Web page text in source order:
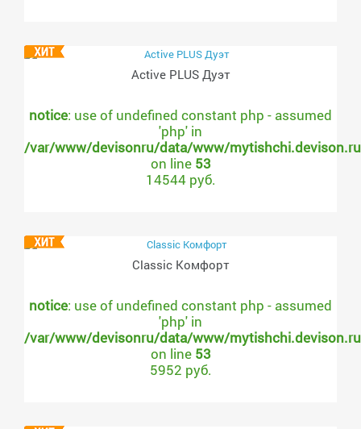
Active PLUS Дуэт
notice: use of undefined constant php - assumed
'php' in
/var/www/devisonru/data/www/
on line 53
14544 руб.
Classic Комфорт
notice: use of undefined constant php - assumed
'php' in
/var/www/devisonru/data/www/
on line 53
5952 руб.